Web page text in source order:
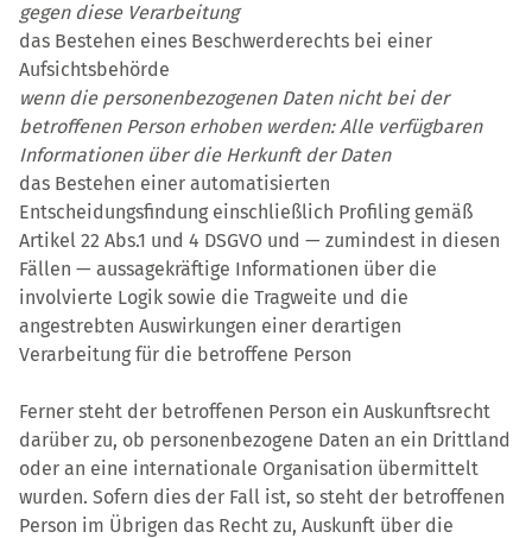
gegen diese Verarbeitung
das Bestehen eines Beschwerderechts bei einer
Aufsichtsbehörde
wenn die personenbezogenen Daten nicht bei der
betroffenen Person erhoben werden: Alle verfügbaren
Informationen über die Herkunft der Daten
das Bestehen einer automatisierten
Entscheidungsfindung einschließlich Profiling gemäß
Artikel 22 Abs.1 und 4 DSGVO und — zumindest in diesen
Fällen — aussagekräftige Informationen über die
involvierte Logik sowie die Tragweite und die
angestrebten Auswirkungen einer derartigen
Verarbeitung für die betroffene Person
Ferner steht der betroffenen Person ein Auskunftsrecht
darüber zu, ob personenbezogene Daten an ein Drittland
oder an eine internationale Organisation übermittelt
wurden. Sofern dies der Fall ist, so steht der betroffenen
Person im Übrigen das Recht zu, Auskunft über die